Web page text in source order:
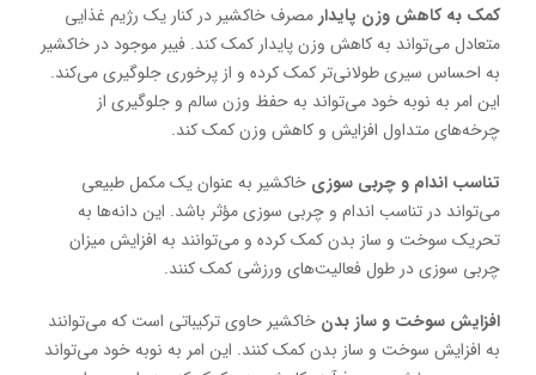
کمک به کاهش وزن پایدار مصرف خاکشیر در کنار یک رژیم غذایی
متعادل می‌تواند به کاهش وزن پایدار کمک کند. فیبر موجود در خاکشیر
به احساس سیری طولانی‌تر کمک کرده و از پرخوری جلوگیری می‌کند.
این امر به نوبه خود می‌تواند به حفظ وزن سالم و جلوگیری از
چرخه‌های متداول افزایش و کاهش وزن کمک کند.
تناسب اندام و چربی سوزی خاکشیر به عنوان یک مکمل طبیعی
می‌تواند در تناسب اندام و چربی سوزی مؤثر باشد. این دانه‌ها به
تحریک سوخت و ساز بدن کمک کرده و می‌توانند به افزایش میزان
چربی سوزی در طول فعالیت‌های ورزشی کمک کنند.
افزایش سوخت و ساز بدن خاکشیر حاوی ترکیباتی است که می‌توانند
به افزایش سوخت و ساز بدن کمک کنند. این امر به نوبه خود می‌تواند